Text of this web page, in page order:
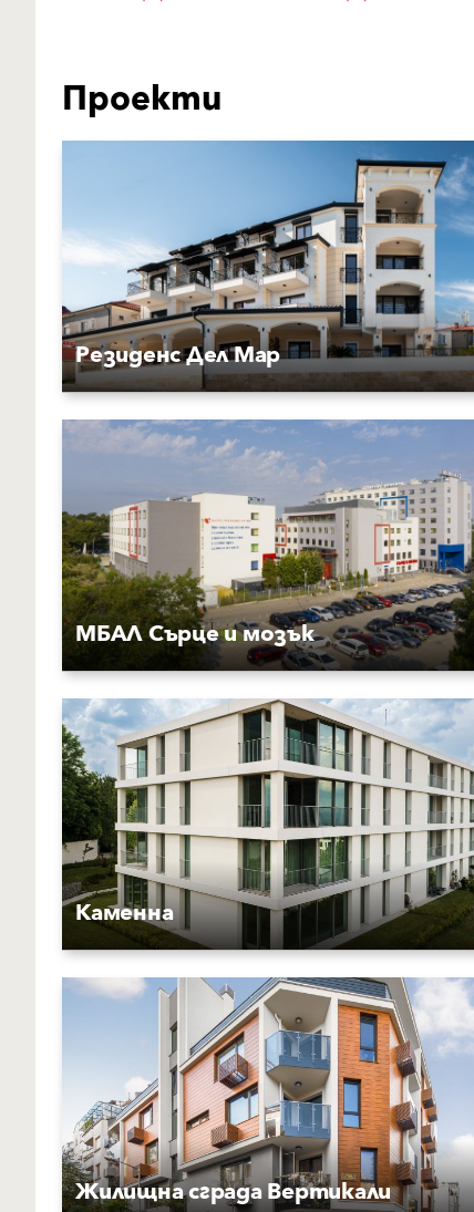
Проекти
Резиденс Дел Мар
МБАЛ Сърце и мозък
Каменна
Жилищна сграда Вертикали